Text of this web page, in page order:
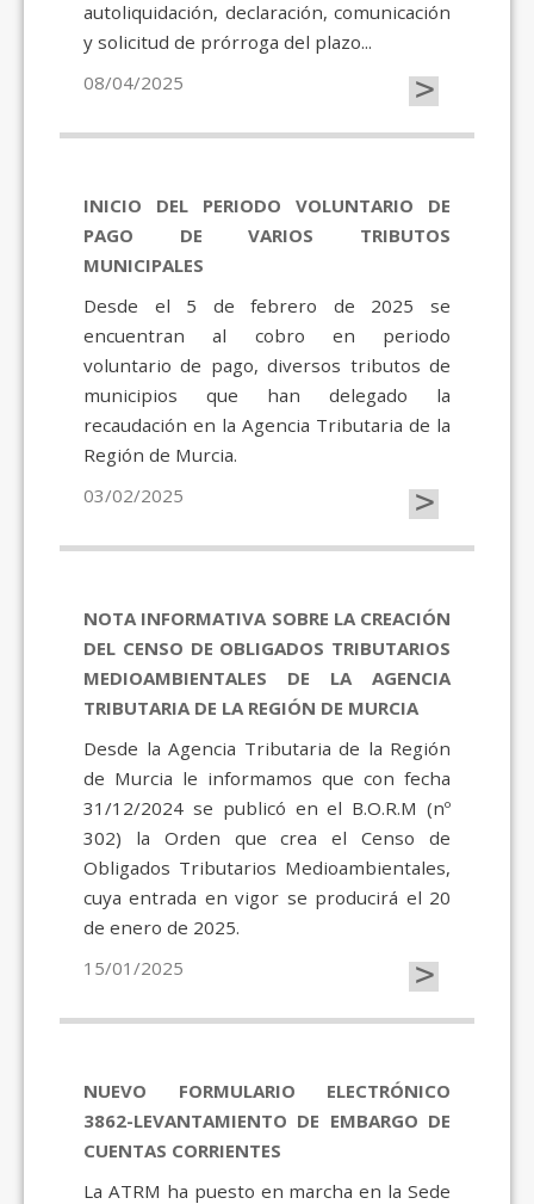
autoliquidación, declaración, comunicación
y solicitud de prórroga del plazo...
08/04/2025
>
INICIO DEL PERIODO VOLUNTARIO DE
PAGO DE VARIOS TRIBUTOS
MUNICIPALES
Desde el 5 de febrero de 2025 se
encuentran al cobro en periodo
voluntario de pago, diversos tributos de
municipios que han delegado la
recaudación en la Agencia Tributaria de la
Región de Murcia.
03/02/2025
>
NOTA INFORMATIVA SOBRE LA CREACIÓN
DEL CENSO DE OBLIGADOS TRIBUTARIOS
MEDIOAMBIENTALES DE LA AGENCIA
TRIBUTARIA DE LA REGIÓN DE MURCIA
Desde la Agencia Tributaria de la Región
de Murcia le informamos que con fecha
31/12/2024 se publicó en el B.O.R.M (nº
302) la Orden que crea el Censo de
Obligados Tributarios Medioambientales,
cuya entrada en vigor se producirá el 20
de enero de 2025.
15/01/2025
>
NUEVO FORMULARIO ELECTRÓNICO
3862-LEVANTAMIENTO DE EMBARGO DE
CUENTAS CORRIENTES
La ATRM ha puesto en marcha en la Sede